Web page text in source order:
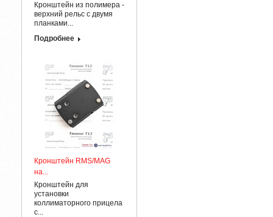
Кронштейн из полимера -
верхний рельс с двумя
планками...
Подробнее
Кронштейн RMS/MAG
на...
Кронштейн для
установки
коллиматорного прицела
с...